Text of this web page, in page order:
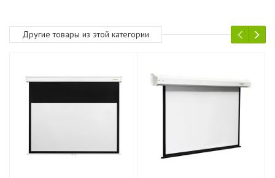
Другие товары из этой категории